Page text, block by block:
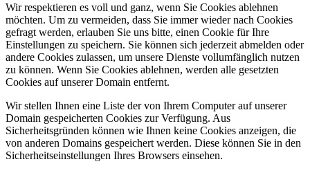
Wir respektieren es voll und ganz, wenn Sie Cookies ablehnen
möchten. Um zu vermeiden, dass Sie immer wieder nach Cookies
gefragt werden, erlauben Sie uns bitte, einen Cookie für Ihre
Einstellungen zu speichern. Sie können sich jederzeit abmelden oder
andere Cookies zulassen, um unsere Dienste vollumfänglich nutzen
zu können. Wenn Sie Cookies ablehnen, werden alle gesetzten
Cookies auf unserer Domain entfernt.
Wir stellen Ihnen eine Liste der von Ihrem Computer auf unserer
Domain gespeicherten Cookies zur Verfügung. Aus
Sicherheitsgründen können wie Ihnen keine Cookies anzeigen, die
von anderen Domains gespeichert werden. Diese können Sie in den
Sicherheitseinstellungen Ihres Browsers einsehen.